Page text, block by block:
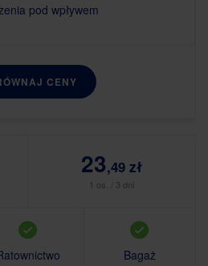
pod wpływem
CENY
Bagaż
23,49 zł
1 os. / 3 dni